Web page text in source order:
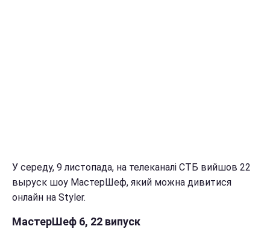
У середу, 9 листопада, на телеканалі СТБ вийшов 22
выруск шоу МастерШеф, який можна дивитися
онлайн на Styler.
МастерШеф 6, 22 випуск